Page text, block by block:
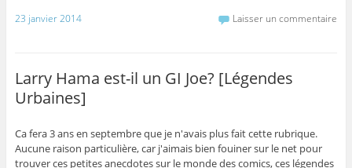
23 janvier 2014 Laisser un commentaire
Larry Hama est-il un GI Joe? [Légendes
Urbaines]
Ca fera 3 ans en septembre que je n'avais plus fait cette rubrique.
Aucune raison particulière, car j'aimais bien fouiner sur le net pour
trouver ces petites anecdotes sur le monde des comics, ces légendes